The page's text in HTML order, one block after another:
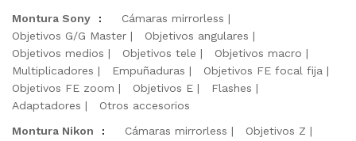
Montura Sony
:
Cámaras mirrorless
Objetivos G/G Master
Objetivos angulares
Objetivos medios
Objetivos tele
Objetivos macro
Multiplicadores
Empuñaduras
Objetivos FE focal fija
Objetivos FE zoom
Objetivos E
Flashes
Adaptadores
Otros accesorios
Montura Nikon
: Cámaras mirrorless
Objetivos Z